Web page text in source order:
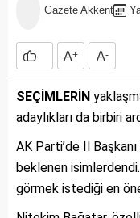
Gazete Akkent
A+ A-
SEÇİMLERİN
adaylıkları da birbiri
AK Parti’de İl
beklenen isimlerdendi.
görmek istediği en